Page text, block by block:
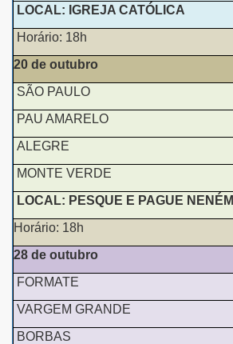
LOCAL: IGREJA CATÓLICA
Horário: 18h
20 de outubro
SÃO PAULO
PAU AMARELO
ALEGRE
MONTE VERDE
LOCAL: PESQUE E PAGUE NENÉM
Horário: 18h
28 de outubro
FORMATE
VARGEM GRANDE
BORBAS